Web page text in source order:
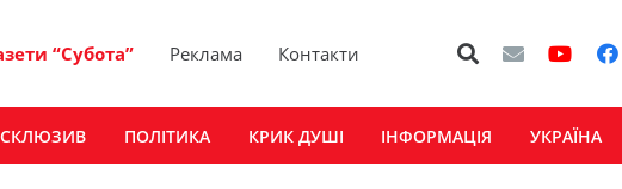
“Субота” Реклама Контакти
ПОЛІТИКА КРИК ДУШІ ІНФОРМАЦІЯ УКРАЇНА